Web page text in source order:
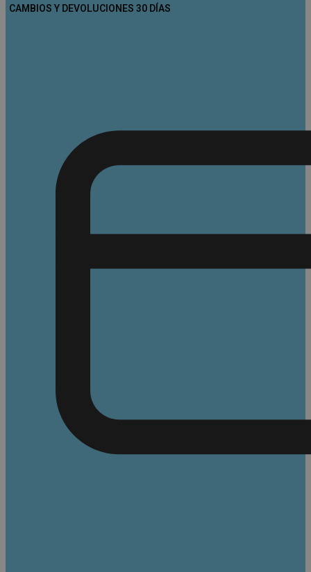
CAMBIOS Y DEVOLUCIONES 30 DÍAS